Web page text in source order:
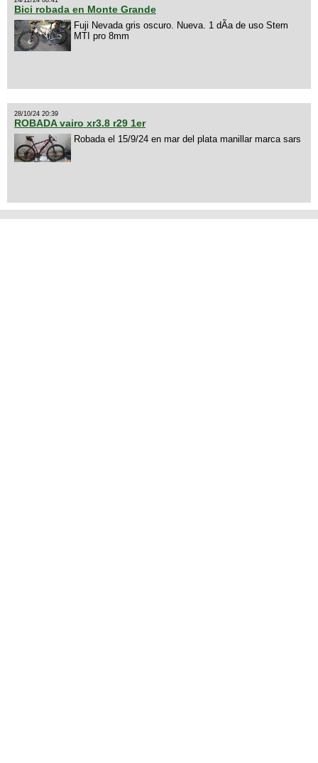
Bici robada en Monte Grande
Fuji Nevada gris oscuro. Nueva. 1 dÃ­a de uso Stem
MTI pro 8mm
28/10/24 20:39
ROBADA vairo xr3.8 r29 1er
Robada el 15/9/24 en mar del plata manillar marca sars